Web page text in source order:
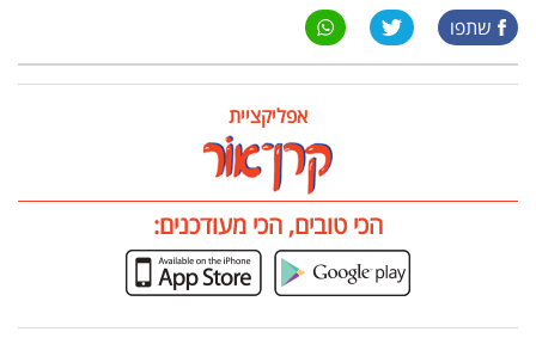
שתפו
אפליקציית
הכי טובים, הכי מעודכנים: